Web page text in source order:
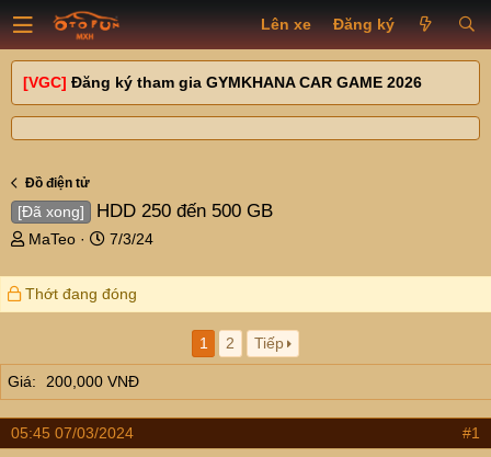
Lên xe Đăng ký
[VGC] Đăng ký tham gia GYMKHANA CAR GAME 2026
Đồ điện tử
[Đã xong] HDD 250 đến 500 GB
T
r
e
s
t
a
t
MaTeo
N
à
y
i
7/3/24
Thớt đang đóng
1 2 Tiếp
Giá 200,000 VNĐ
05:45 07/03/2024 #1